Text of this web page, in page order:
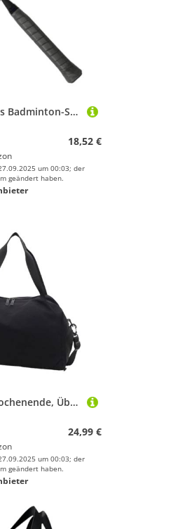
Fortschrittliches Badminton-Schaukel, Übungswerkzeug, Stahlkonstruktion, Holzgriff für effektives Kraftkontrolle, Training, Präzisions-Schwungfähigkeitsentwickler
18,52 €
um 00:03; der
geändert haben.
Reisetasche, Wochenende, Übernachtung, Workout, Fitnessstudio, Tragetasche, für Damen und Mädchen, Schultertaschen, Geschenke, wasserabweisende Schulter, Schwarz , Mass Beauty
24,99 €
um 00:03; der
geändert haben.